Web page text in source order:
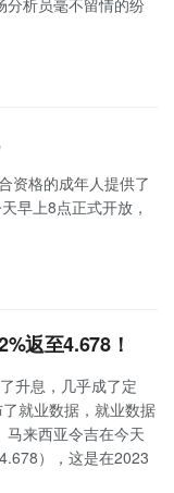
资格的成年人提供了
早上8点正式开放，
返至4.678！
升息，几乎成了定
就业数据，就业数据
来西亚令吉在今天
），这是在2023